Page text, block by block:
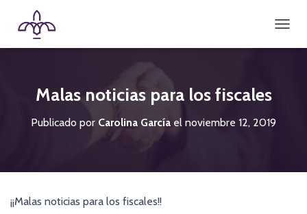
Malas noticias para los fiscales
Publicado por Carolina García el noviembre 12, 2019
¡¡Malas noticias para los fiscales!!